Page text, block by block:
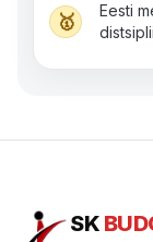
🥇
Eesti
SK